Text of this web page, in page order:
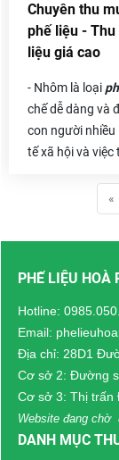
Kéo theo đó là
thải ra cũng
Số phế liệu thải
làm tốn diện
của bạn vừa
môi trường.
có lý do gì để
Chuyên thu
phế liệu -
liệu giá cao
- Nhôm là loại
chế dễ dàng và
con người nhiều
tế xã hội và việc
bảo vệ, môi
chúng ta cũng
sạch đẹp hơn.
2021,Phế liệu
mua nhôm phế
hoàn tất giao
tặng hơn 20
dành cho khách
«
PHẾ LIỆU HOÀ
Hotline:
Email:
Địa chỉ: 28D1
Cơ sở 2: Đường
Cơ sở 3: Thị trấn
Website đang chờ
DANH MỤC